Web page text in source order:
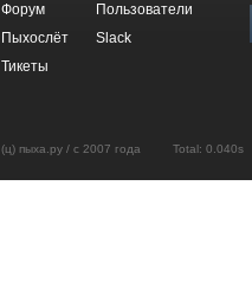
Форум
Пользователи
Пыхослёт
Slack
Тикеты
(ц) пыха.ру / с 2007 года Total: